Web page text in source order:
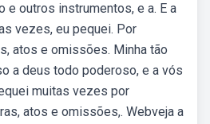
e outros instrumentos, e a. E a
vezes, eu pequei. Por
atos e omissões. Minha tão
a deus todo poderoso, e a vós
muitas vezes por
atos e omissões,. Webveja a